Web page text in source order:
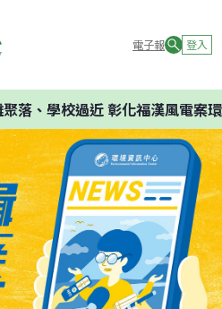
電子報 登入
落、學校過近 彰化福漢風電案環